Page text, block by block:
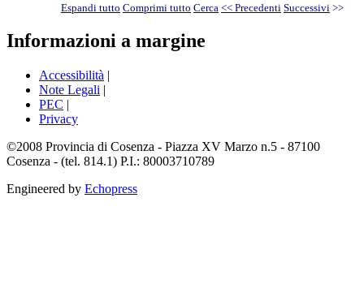
Espandi tutto Comprimi tutto Cerca << Precedenti Successivi >>
Informazioni a margine
Accessibilità |
Note Legali |
PEC |
Privacy
©2008 Provincia di Cosenza - Piazza XV Marzo n.5 - 87100
Cosenza - (tel. 814.1) P.I.: 80003710789
Engineered by Echopress